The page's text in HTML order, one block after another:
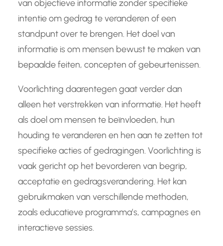
van objectieve informatie zonder specifieke
intentie om gedrag te veranderen of een
standpunt over te brengen. Het doel van
informatie is om mensen bewust te maken van
bepaalde feiten, concepten of gebeurtenissen.
Voorlichting daarentegen gaat verder dan
alleen het verstrekken van informatie. Het heeft
als doel om mensen te beïnvloeden, hun
houding te veranderen en hen aan te zetten tot
specifieke acties of gedragingen. Voorlichting is
vaak gericht op het bevorderen van begrip,
acceptatie en gedragsverandering. Het kan
gebruikmaken van verschillende methoden,
zoals educatieve programma’s, campagnes en
interactieve sessies.